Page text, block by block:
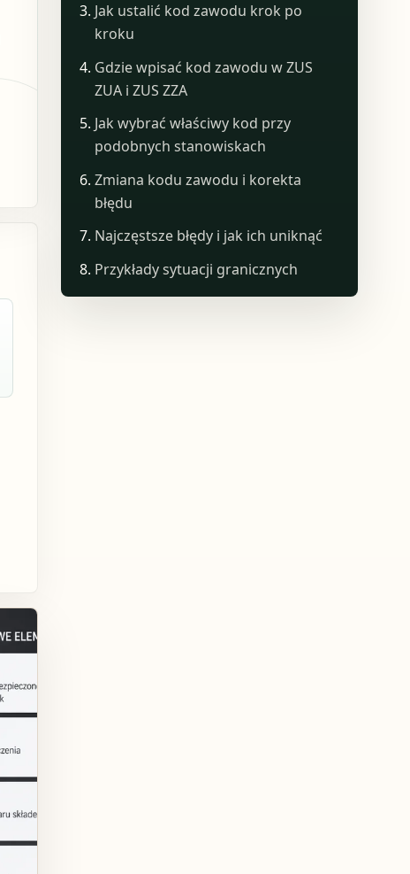
Jak ustalić kod zawodu krok po
kroku
Gdzie wpisać kod zawodu w ZUS
ZUA i ZUS ZZA
Jak wybrać właściwy kod przy
podobnych stanowiskach
Zmiana kodu zawodu i korekta
błędu
Najczęstsze błędy i jak ich uniknąć
Przykłady sytuacji granicznych